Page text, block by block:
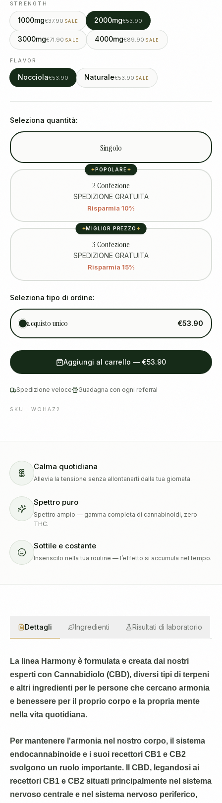
STRENGTH
1000mg€37.90 SALE 2000mg€53.90
3000mg€71.90 SALE 4000mg€89.90 SALE
FLAVOR
Nocciola€53.90 Naturale€53.90 SALE
Seleziona quantità:
Singolo
✦POPOLARE✦
2 Confezione
SPEDIZIONE GRATUITA
Risparmia 10%
✦MIGLIOR PREZZO ✦
3 Confezione
SPEDIZIONE GRATUITA
Risparmia 15%
Seleziona tipo di ordine:
acquisto unico €53.90
Aggiungi al carrello — €53.90
Spedizione veloce Guadagna con ogni referral
SKU · WOHAZ2
Calma quotidiana
Allevia la tensione senza allontanarti dalla tua giornata.
Spettro puro
Spettro ampio — gamma completa di cannabinoidi, zero
THC.
Sottile e costante
Inseriscilo nella tua routine — l’effetto si accumula nel tempo.
Dettagli Ingredienti Risultati di laboratorio
La linea Harmony è formulata e creata dai nostri
esperti con Cannabidiolo (CBD), diversi tipi di terpeni
e altri ingredienti per le persone che cercano armonia
e benessere per il proprio corpo e la propria mente
nella vita quotidiana.
Per mantenere l'armonia nel nostro corpo, il sistema
endocannabinoide e i suoi recettori CB1 e CB2
svolgono un ruolo importante. Il CBD, legandosi ai
recettori CB1 e CB2 situati principalmente nel sistema
nervoso centrale e nel sistema nervoso periferico,